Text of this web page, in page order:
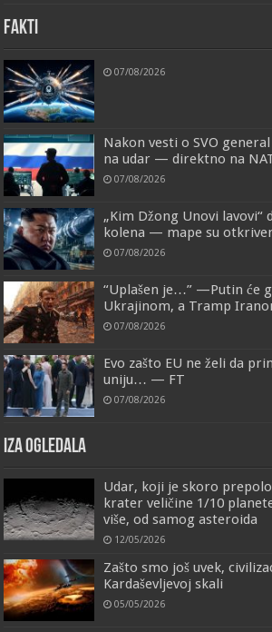
FAKTI
07/08/2026
Nakon vesti o SVO
na udar — direktno na
07/08/2026
„Kim Džong Unovi lavovi“
kolena — mape su
07/08/2026
“Uplašen je…” —Putin će
Ukrajinom, a Tramp
07/08/2026
Evo zašto EU ne želi da
uniju… — FT
07/08/2026
IZA OGLEDALA
Udar, koji je skoro
krater veličine 1/10
više, od samog asteroida
12/05/2026
Zašto smo još uvek,
Kardaševljevoj skali
05/05/2026